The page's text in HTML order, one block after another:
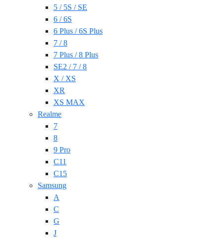
5 / 5S / SE
6 / 6S
6 Plus / 6S Plus
7 / 8
7 Plus / 8 Plus
SE2 / 7 / 8
X / XS
XR
XS MAX
Realme
7
8
9 Pro
C11
C15
Samsung
A
C
G
J